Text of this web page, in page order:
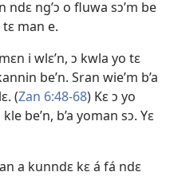
ndɛ ng’ɔ o fluwa sɔ’m be
tɛ man e.
i wlɛ’n, ɔ kwla yo tɛ
be’n. Sran wie’m b’a
(Zan 6:48-68) Kɛ ɔ yo
be’n, b’a yoman sɔ. Yɛ
a kunndɛ kɛ á fá ndɛ